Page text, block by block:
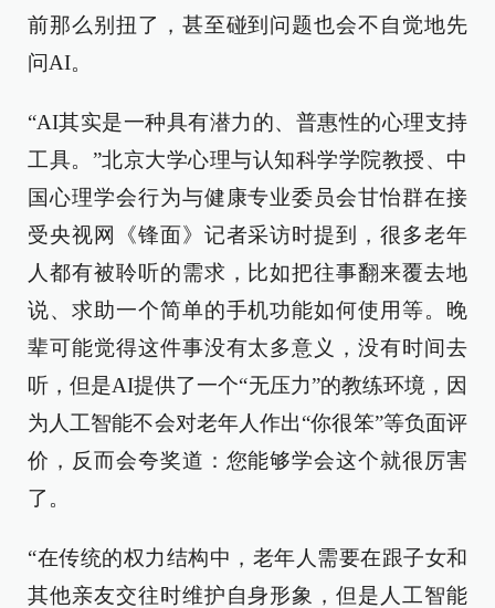
前那么别扭了，甚至碰到问题也会不自觉地先
问AI。
“AI其实是一种具有潜力的、普惠性的心理支持
工具。”北京大学心理与认知科学学院教授、中
国心理学会行为与健康专业委员会甘怡群在接
受央视网《锋面》记者采访时提到，很多老年
人都有被聆听的需求，比如把往事翻来覆去地
说、求助一个简单的手机功能如何使用等。晚
辈可能觉得这件事没有太多意义，没有时间去
听，但是AI提供了一个“无压力”的教练环境，因
为人工智能不会对老年人作出“你很笨”等负面评
价，反而会夸奖道：您能够学会这个就很厉害
了。
“在传统的权力结构中，老年人需要在跟子女和
其他亲友交往时维护自身形象，但是人工智能